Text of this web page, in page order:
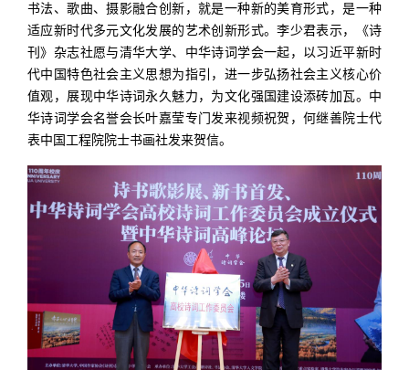
书法、歌曲、摄影融合创新，就是一种新的美育形式，是一种
适应新时代多元文化发展的艺术创新形式。李少君表示，《诗
刊》杂志社愿与清华大学、中华诗词学会一起，以习近平新时
代中国特色社会主义思想为指引，进一步弘扬社会主义核心价
值观，展现中华诗词永久魅力，为文化强国建设添砖加瓦。中
华诗词学会名誉会长叶嘉莹专门发来视频祝贺，何继善院士代
表中国工程院院士书画社发来贺信。